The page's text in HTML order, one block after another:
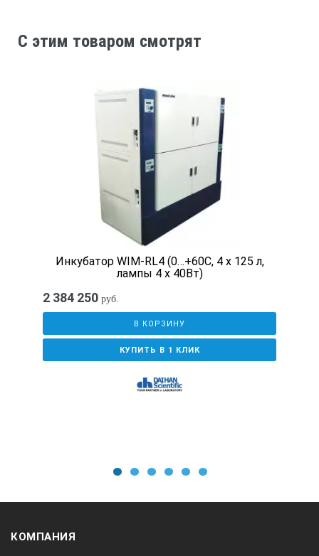
Размеры
КОМПЛЕКТ ПОСТАВКИ:
Количество
Колбонагреватель
C этим товаром смотрят
Инкубатор WIM-RL4 (0…+60С, 4 х 125 л,
лампы 4 х 40Вт)
2 384 250 руб.
В КОРЗИНУ
КУПИТЬ В 1 КЛИК
КОМПАНИЯ